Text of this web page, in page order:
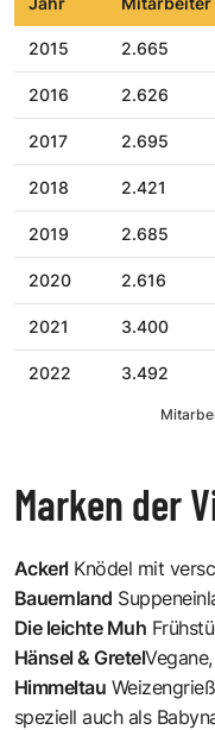
2015 2.665
2016 2.626
2017 2.695
2018 2.421
2019 2.685
2020 2.616
2021 3.400
2022 3.492
Marken der
Ackerl Knödel mit
Bauernland
Die leichte Muh
Hänsel & Gretel
Himmeltau
speziell auch als